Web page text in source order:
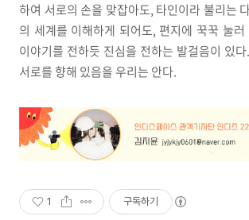
하여 서로의 손을 맞잡아도, 타인이라 불리는
의 세계를 이해하게 되어도, 편지에 꾹꾹 눌
이야기를 전하듯 진심을 전하는 발걸음이 있
서로를 향해 있음을 우리는 안다.
1 구독하기